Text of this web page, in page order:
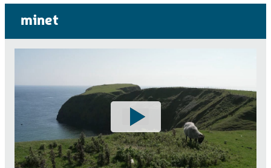
minet